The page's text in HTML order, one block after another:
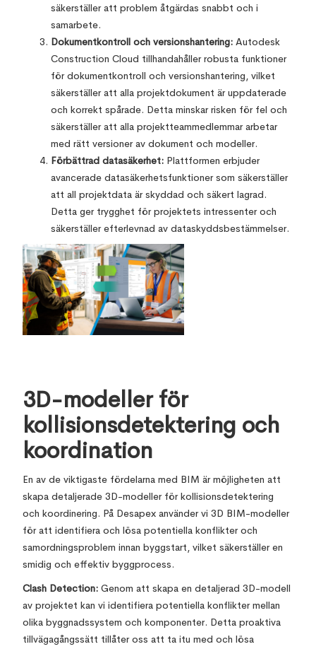
säkerställer att problem åtgärdas snabbt och i
samarbete.
Dokumentkontroll och versionshantering: Autodesk
Construction Cloud tillhandahåller robusta funktioner
för dokumentkontroll och versionshantering, vilket
säkerställer att alla projektdokument är uppdaterade
och korrekt spårade. Detta minskar risken för fel och
säkerställer att alla projektteammedlemmar arbetar
med rätt versioner av dokument och modeller.
Förbättrad datasäkerhet: Plattformen erbjuder
avancerade datasäkerhetsfunktioner som säkerställer
att all projektdata är skyddad och säkert lagrad.
Detta ger trygghet för projektets intressenter och
säkerställer efterlevnad av dataskyddsbestämmelser.
3D-modeller för
kollisionsdetektering och
koordination
En av de viktigaste fördelarna med BIM är möjligheten att
skapa detaljerade 3D-modeller för kollisionsdetektering
och koordinering. På Desapex använder vi 3D BIM-modeller
för att identifiera och lösa potentiella konflikter och
samordningsproblem innan byggstart, vilket säkerställer en
smidig och effektiv byggprocess.
Clash Detection: Genom att skapa en detaljerad 3D-modell
av projektet kan vi identifiera potentiella konflikter mellan
olika byggnadssystem och komponenter. Detta proaktiva
tillvägagångssätt tillåter oss att ta itu med och lösa